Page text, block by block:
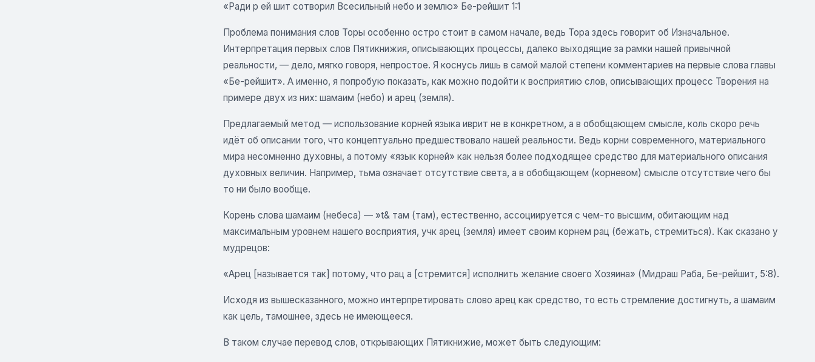
«Ради р ей шит сотворил Всесильный небо и землю» Бе-рейшит 1:1
Проблема понимания слов Торы особенно остро стоит в самом начале, ведь Тора здесь говорит об Изначальное.
Интерпретация первых слов Пятикнижия, описывающих процессы, далеко выходящие за рамки нашей привычной
реальности, — дело, мягко говоря, непростое. Я коснусь лишь в самой малой степени комментариев на первые слова главы
«Бе-рейшит». А именно, я попробую показать, как можно подойти к восприятию слов, описывающих процесс Творения на
примере двух из них: шамаим (небо) и арец (земля).
Предлагаемый метод — использование корней языка иврит не в конкретном, а в обобщающем смысле, коль скоро речь
идёт об описании того, что концептуально предшествовало нашей реальности. Ведь корни современного, материального
мира несомненно духовны, а потому «язык корней» как нельзя более подходящее средство для материального описания
духовных величин. Например, тьма означает отсутствие света, а в обобщающем (корневом) смысле отсутствие чего бы
то ни было вообще.
Корень слова шамаим (небеса) — »t& там (там), естественно, ассоциируется с чем-то высшим, обитающим над
максимальным уровнем нашего восприятия, учк арец (земля) имеет своим корнем рац (бежать, стремиться). Как сказано у
мудрецов:
«Арец [называется так] потому, что рац а [стремится] исполнить желание своего Хозяина» (Мидраш Раба, Бе-рейшит, 5:8).
Исходя из вышесказанного, можно интерпретировать слово арец как средство, то есть стремление достигнуть, а шамаим
как цель, тамошнее, здесь не имеющееся.
В таком случае перевод слов, открывающих Пятикнижие, может быть следующим: